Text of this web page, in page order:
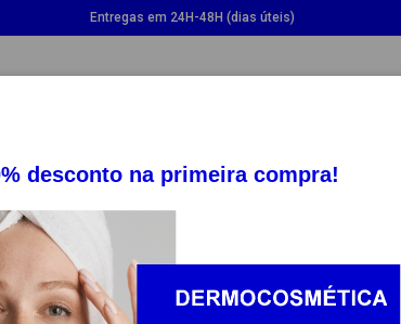
Entregas em 24H-48H (dias úteis)
TOGGLE DROPDOWN
SAÚDETOGGLE DROPDOWN
BEBÉ E MAMÃ